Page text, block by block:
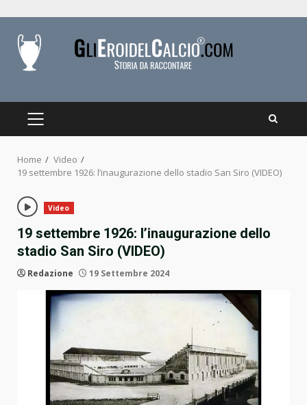
content
PRIMARY
Home
Video
19 settembre 1926: l’inaugurazione dello stadio San Siro (VIDEO)
Video
19 settembre 1926: l’inaugurazione dello
stadio San Siro (VIDEO)
Redazione 19 Settembre 2024